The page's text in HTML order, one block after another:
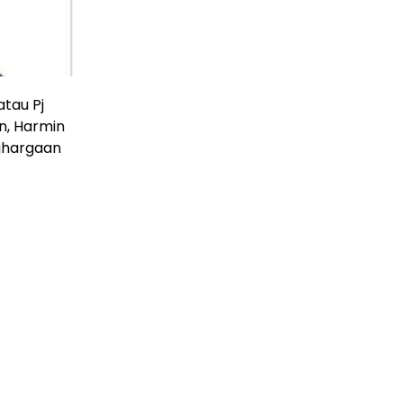
Pj
Harmin